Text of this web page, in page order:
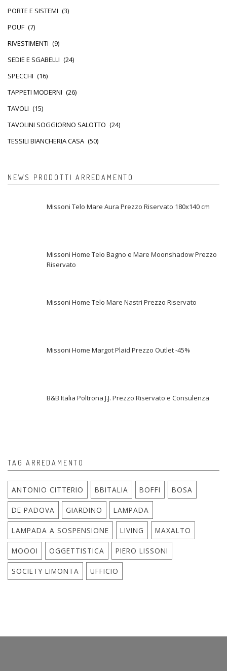
PORTE E SISTEMI (3)
POUF (7)
RIVESTIMENTI (9)
SEDIE E SGABELLI (24)
SPECCHI (16)
TAPPETI MODERNI (26)
TAVOLI (15)
TAVOLINI SOGGIORNO SALOTTO (24)
TESSILI BIANCHERIA CASA (50)
NEWS PRODOTTI ARREDAMENTO
Missoni Telo Mare Aura Prezzo Riservato 180x140 cm
Missoni Home Telo Bagno e Mare Moonshadow Prezzo
Riservato
Missoni Home Telo Mare Nastri Prezzo Riservato
Missoni Home Margot Plaid Prezzo Outlet -45%
B&B Italia Poltrona J.J. Prezzo Riservato e Consulenza
TAG ARREDAMENTO
ANTONIO CITTERIO BBITALIA BOFFI BOSA
DE PADOVA GIARDINO LAMPADA
LAMPADA A SOSPENSIONE LIVING MAXALTO
MOOOI OGGETTISTICA PIERO LISSONI
SOCIETY LIMONTA UFFICIO